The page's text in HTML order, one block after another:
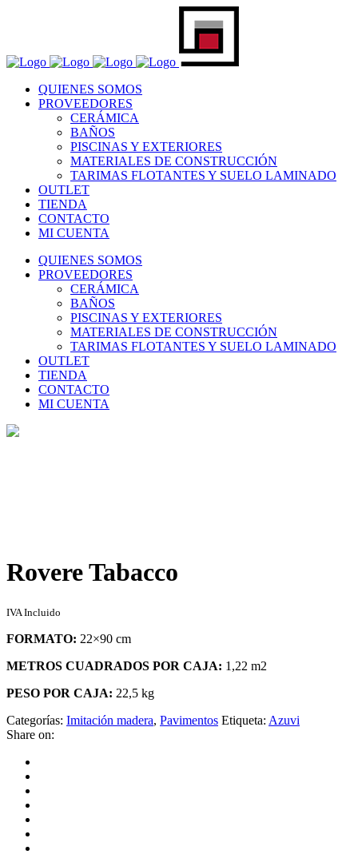
QUIENES SOMOS
PROVEEDORES
CERÁMICA
BAÑOS
PISCINAS Y EXTERIORES
MATERIALES DE CONSTRUCCIÓN
TARIMAS FLOTANTES Y SUELO LAMINADO
OUTLET
TIENDA
CONTACTO
MI CUENTA
QUIENES SOMOS
PROVEEDORES
CERÁMICA
BAÑOS
PISCINAS Y EXTERIORES
MATERIALES DE CONSTRUCCIÓN
TARIMAS FLOTANTES Y SUELO LAMINADO
OUTLET
TIENDA
CONTACTO
MI CUENTA
Rovere Tabacco
IVA Incluido
FORMATO: 22×90 cm
METROS CUADRADOS POR CAJA: 1,22 m2
PESO POR CAJA: 22,5 kg
Categorías: Imitación madera, Pavimentos Etiqueta: Azuvi
Share on: